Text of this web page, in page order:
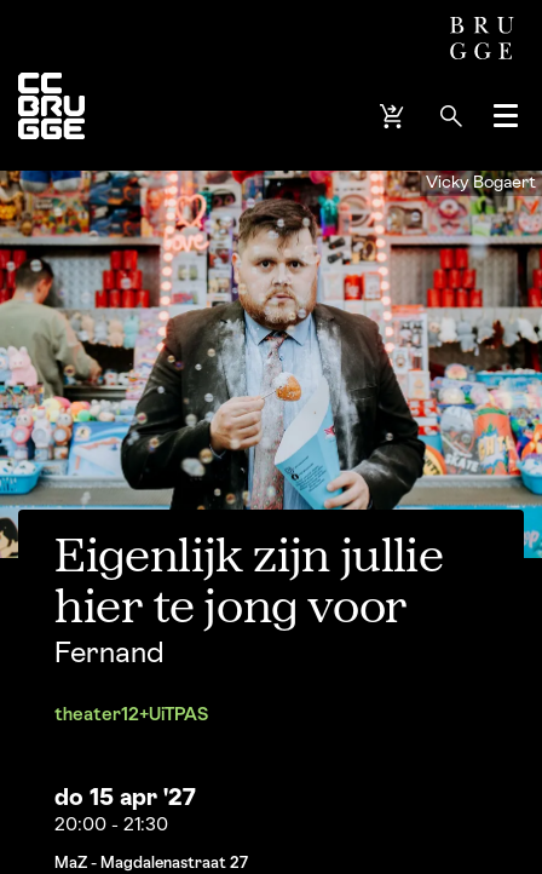
Menu
Vicky Bogaert
Eigenlijk zijn jullie
hier te jong voor
Fernand
theater12+UiTPAS
do 15 apr '27
20:00 - 21:30
MaZ - Magdalenastraat 27